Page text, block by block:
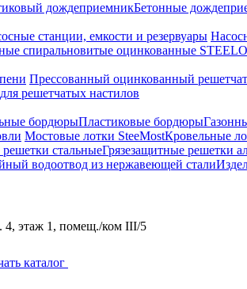
дождеприемникБетонные
станции, емкости и резервуары
спиральновитые оцинкованные
Прессованный оцинкованный
решетчатых настилов
бордюрыПластиковые бордюры
Мостовые лотки SteeMostКровельные
стальныеГрязезащитные решетки
водоотвод из нержавеющей стали
4, этаж 1, помещ./ком III/5
каталог